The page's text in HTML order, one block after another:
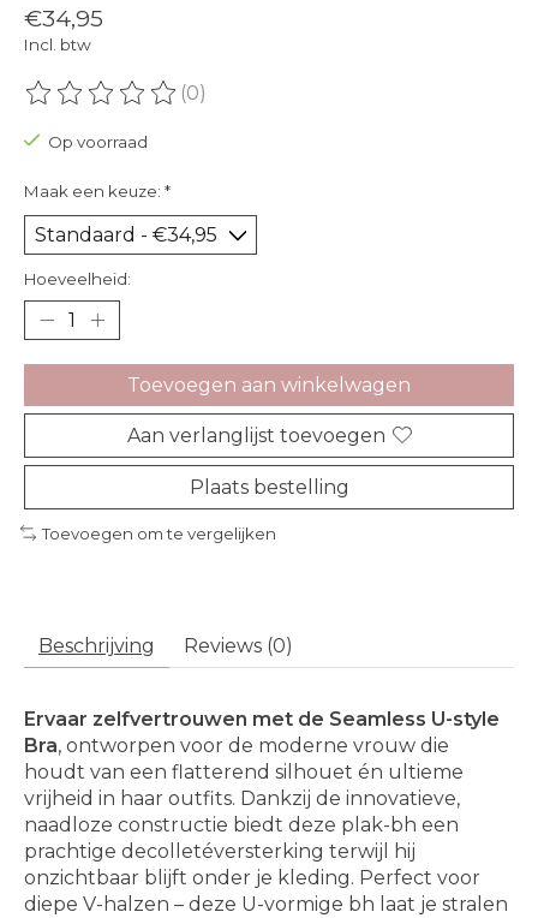
€34,95
Incl. btw
De beoordeling van dit product is
(0)
Op voorraad
Maak een keuze: *
Hoeveelheid:
Toevoegen aan winkelwagen
Aan verlanglijst toevoegen
Plaats bestelling
Toevoegen om te vergelijken
Beschrijving Reviews (0)
Ervaar zelfvertrouwen met de Seamless U-style
Bra, ontworpen voor de moderne vrouw die
houdt van een flatterend silhouet én ultieme
vrijheid in haar outfits. Dankzij de innovatieve,
naadloze constructie biedt deze plak-bh een
prachtige decolletéversterking terwijl hij
onzichtbaar blijft onder je kleding. Perfect voor
diepe V-halzen – deze U-vormige bh laat je stralen